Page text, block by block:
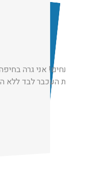
תותחים! אני גרה
ללכוד את העכבר לבד